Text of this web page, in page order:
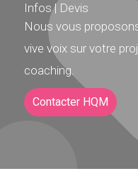
Infos | Devis
Nous vous
vive voix sur votre
coaching.
Contacter HQM